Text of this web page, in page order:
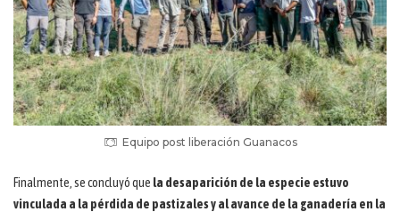
Equipo post liberación Guanacos
Finalmente, se concluyó que la desaparición de la especie estuvo
vinculada a la pérdida de pastizales y al avance de la ganadería en la